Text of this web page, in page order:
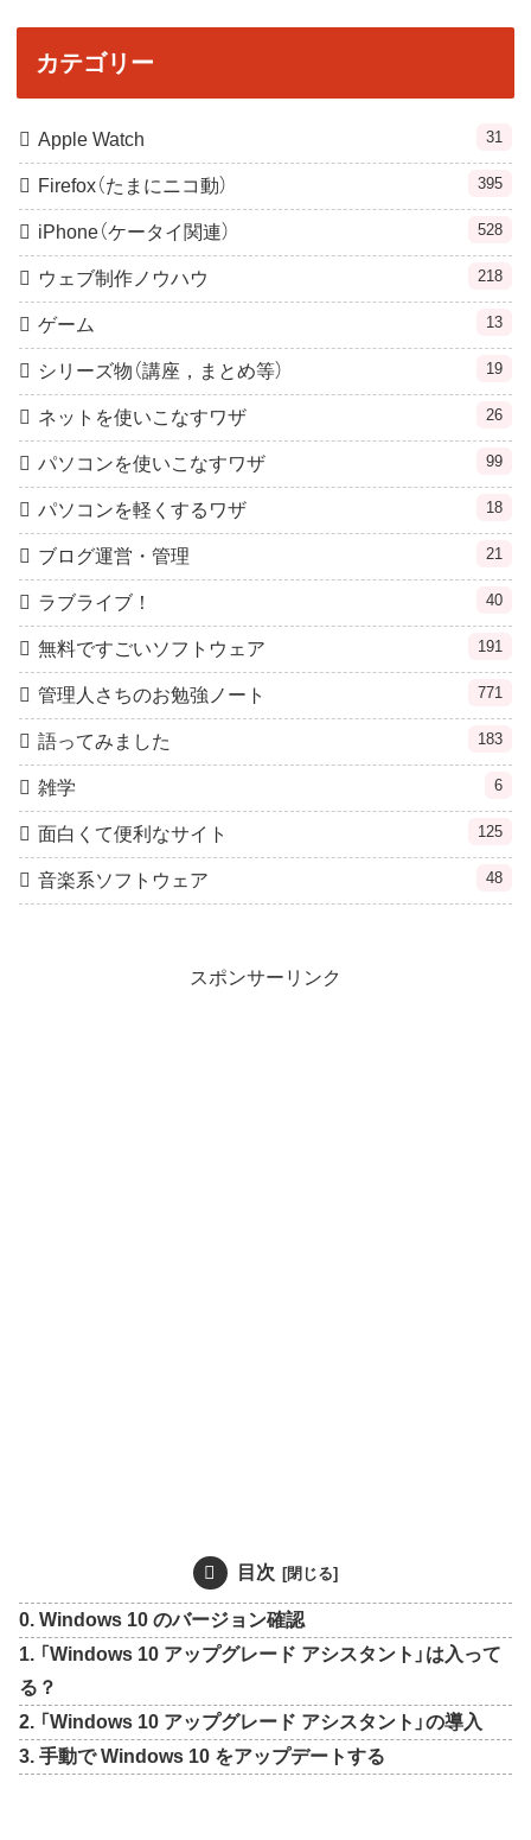
カテゴリー
Apple Watch 31
Firefox（たまにニコ動） 395
iPhone（ケータイ関連） 528
ウェブ制作ノウハウ 218
ゲーム 13
シリーズ物（講座，まとめ等） 19
ネットを使いこなすワザ 26
パソコンを使いこなすワザ 99
パソコンを軽くするワザ 18
ブログ運営・管理 21
ラブライブ！ 40
無料ですごいソフトウェア 191
管理人さちのお勉強ノート 771
語ってみました 183
雑学 6
面白くて便利なサイト 125
音楽系ソフトウェア 48
スポンサーリンク
目次
0. Windows 10 のバージョン確認
1. 「Windows 10 アップグレード アシスタント」は入って
る？
2. 「Windows 10 アップグレード アシスタント」の導入
3. 手動で Windows 10 をアップデートする